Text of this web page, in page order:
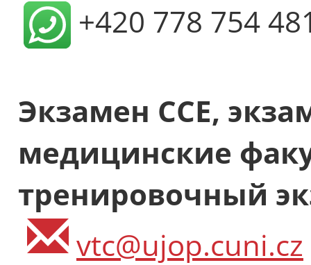
+420 778 754
Экзамен ССЕ,
медицинские
тренировочный
vtc@ujop.cuni.cz